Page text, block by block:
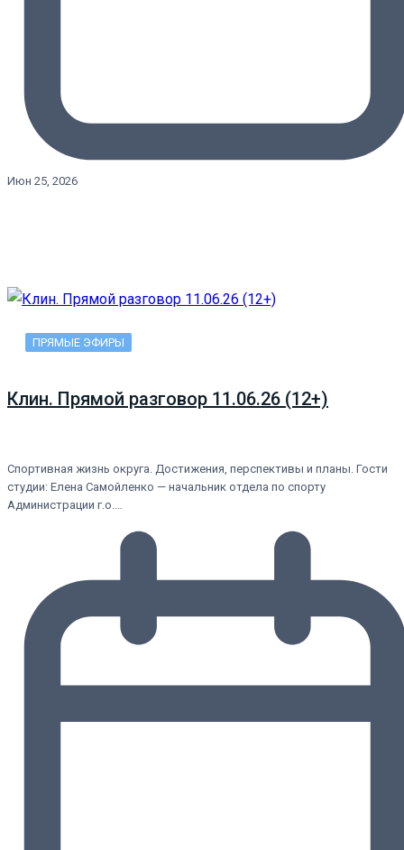
Июн 25, 2026
ПРЯМЫЕ ЭФИРЫ
Клин. Прямой разговор 11.06.26 (12+)
Спортивная жизнь округа. Достижения, перспективы и планы. Гости
студии: Елена Самойленко — начальник отдела по спорту
Администрации г.о.…